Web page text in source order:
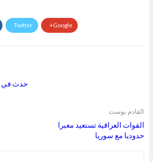
Twitter Google+
القادم بوست
القوات العراقية تستعيد معبرا
حدوديا مع سوريا